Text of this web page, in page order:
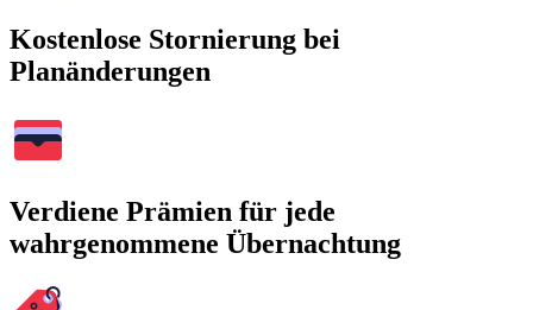
Kostenlose Stornierung bei
Planänderungen
Verdiene Prämien für jede
wahrgenommene Übernachtung